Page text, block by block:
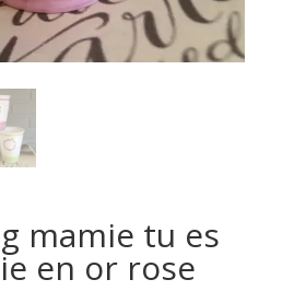
mamie tu es
en or rose